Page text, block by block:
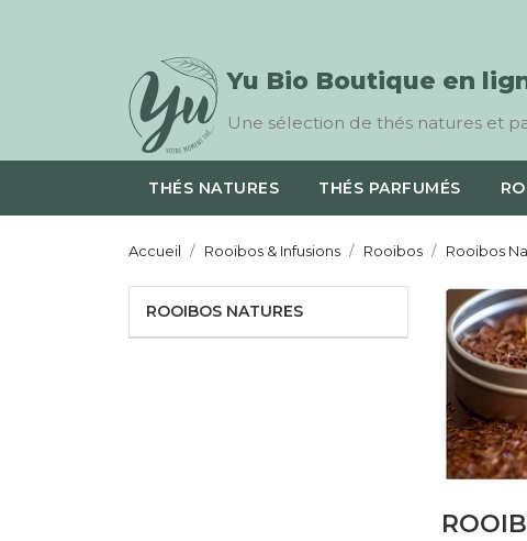
Yu Bio Boutique en
Une sélection de thés natures et
THÉS NATURES THÉS PARFUMÉS
Accueil Rooibos & Infusions Rooibos Rooibos
ROOIBOS NATURES